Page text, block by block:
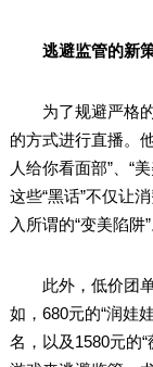
逃避监管的新
为了规避严格的
的方式进行直播。
人给你看面部”、“
这些“黑话”不仅让
入所谓的“变美陷阱”
此外，低价团单
如，680元的“润娃
名，以及1580元的